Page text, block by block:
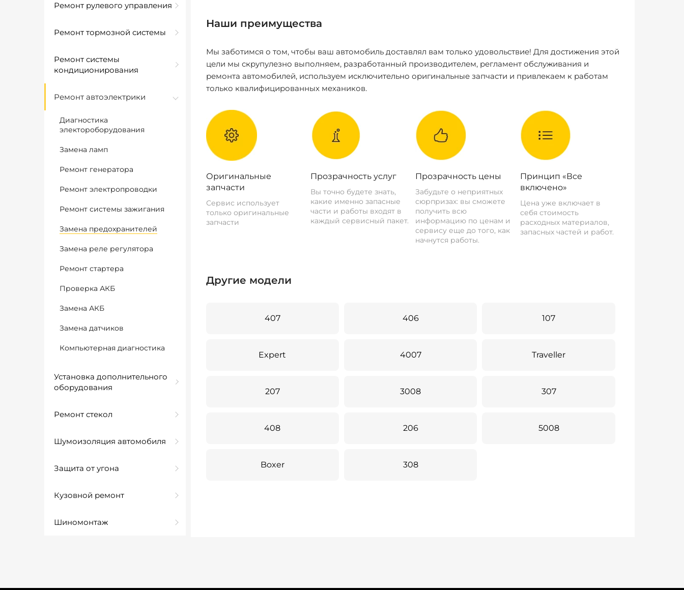
Ремонт рулевого управления
Ремонт тормозной системы
Ремонт системы
кондиционирования
Ремонт автоэлектрики
Диагностика
электороборудования
Замена ламп
Ремонт генератора
Ремонт электропроводки
Ремонт системы зажигания
Замена предохранителей
Замена реле регулятора
Ремонт стартера
Проверка АКБ
Замена АКБ
Замена датчиков
Компьютерная диагностика
Установка дополнительного
оборудования
Ремонт стекол
Шумоизоляция автомобиля
Защита от угона
Кузовной ремонт
Шиномонтаж
Наши преимущества
Мы заботимся о том, чтобы ваш автомобиль доставлял вам только удовольствие! Для достижения этой
цели мы скрупулезно выполняем, разработанный производителем, регламент обслуживания и
ремонта автомобилей, используем исключительно оригинальные запчасти и привлекаем к работам
только квалифицированных механиков.
Оригинальные
запчасти
Сервис использует
только оригинальные
запчасти
Прозрачность услуг
Вы точно будете знать,
какие именно запасные
части и работы входят в
каждый сервисный пакет.
Прозрачность цены
Забудьте о неприятных
сюрпризах: вы сможете
получить всю
информацию по ценам и
сервису еще до того, как
начнутся работы.
Принцип «Все
включено»
Цена уже включает в
себя стоимость
расходных материалов,
запасных частей и работ.
Другие модели
407 406 107
Expert 4007 Traveller
207 3008 307
408 206 5008
Boxer 308